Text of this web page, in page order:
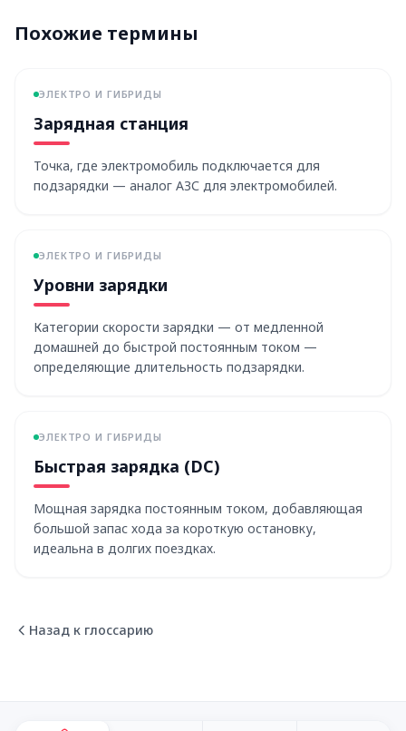
Похожие термины
ЭЛЕКТРО И ГИБРИДЫ
Зарядная станция
Точка, где электромобиль подключается для
подзарядки — аналог АЗС для электромобилей.
ЭЛЕКТРО И ГИБРИДЫ
Уровни зарядки
Категории скорости зарядки — от медленной
домашней до быстрой постоянным током —
определяющие длительность подзарядки.
ЭЛЕКТРО И ГИБРИДЫ
Быстрая зарядка (DC)
Мощная зарядка постоянным током, добавляющая
большой запас хода за короткую остановку,
идеальна в долгих поездках.
Назад к глоссарию